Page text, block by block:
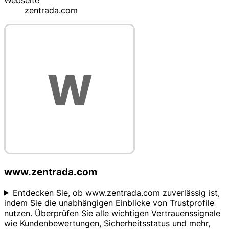
zentrada.com
www.zentrada.com
Entdecken Sie, ob www.zentrada.com zuverlässig ist,
indem Sie die unabhängigen Einblicke von Trustprofile
nutzen. Überprüfen Sie alle wichtigen Vertrauenssignale
wie Kundenbewertungen, Sicherheitsstatus und mehr,